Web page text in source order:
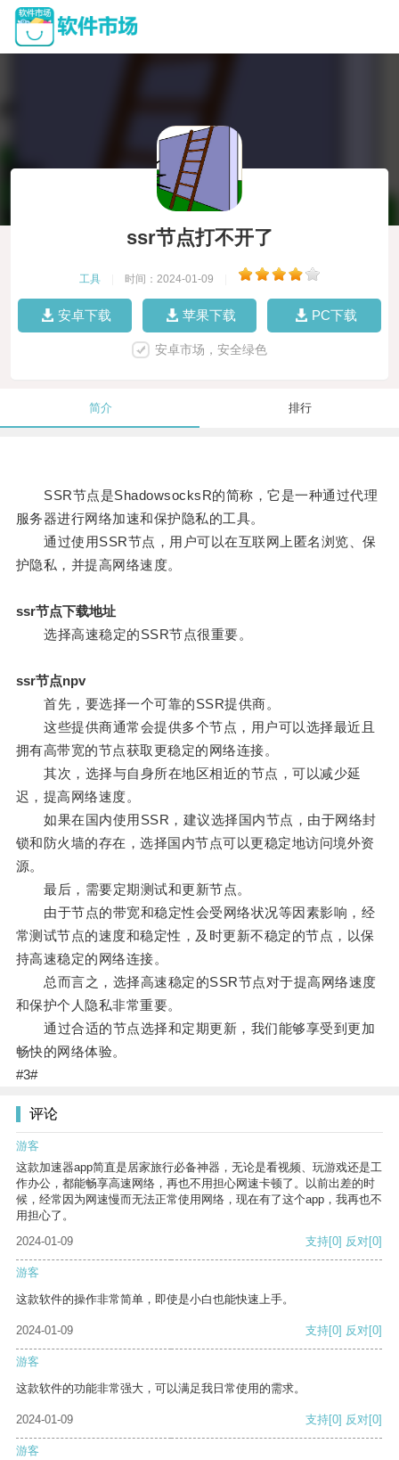
ssr节点打不开了
工具 时间：2024-01-09
安卓下载 苹果下载 PC下载
安卓市场，安全绿色
简介 排行
SSR节点是ShadowsocksR的简称，它是一种通过代理
服务器进行网络加速和保护隐私的工具。
通过使用SSR节点，用户可以在互联网上匿名浏览、保
护隐私，并提高网络速度。
ssr节点下载地址
选择高速稳定的SSR节点很重要。
ssr节点npv
首先，要选择一个可靠的SSR提供商。
这些提供商通常会提供多个节点，用户可以选择最近且
拥有高带宽的节点获取更稳定的网络连接。
其次，选择与自身所在地区相近的节点，可以减少延
迟，提高网络速度。
如果在国内使用SSR，建议选择国内节点，由于网络封
锁和防火墙的存在，选择国内节点可以更稳定地访问境外资
源。
最后，需要定期测试和更新节点。
由于节点的带宽和稳定性会受网络状况等因素影响，经
常测试节点的速度和稳定性，及时更新不稳定的节点，以保
持高速稳定的网络连接。
总而言之，选择高速稳定的SSR节点对于提高网络速度
和保护个人隐私非常重要。
通过合适的节点选择和定期更新，我们能够享受到更加
畅快的网络体验。
#3#
评论
游客
这款加速器app简直是居家旅行必备神器，无论是看视频、玩游戏还是工
作办公，都能畅享高速网络，再也不用担心网速卡顿了。以前出差的时
候，经常因为网速慢而无法正常使用网络，现在有了这个app，我再也不
用担心了。
2024-01-09
支持[0] 反对[0]
游客
这款软件的操作非常简单，即使是小白也能快速上手。
2024-01-09 支持[0] 反对[0]
游客
这款软件的功能非常强大，可以满足我日常使用的需求。
2024-01-09 支持[0] 反对[0]
游客